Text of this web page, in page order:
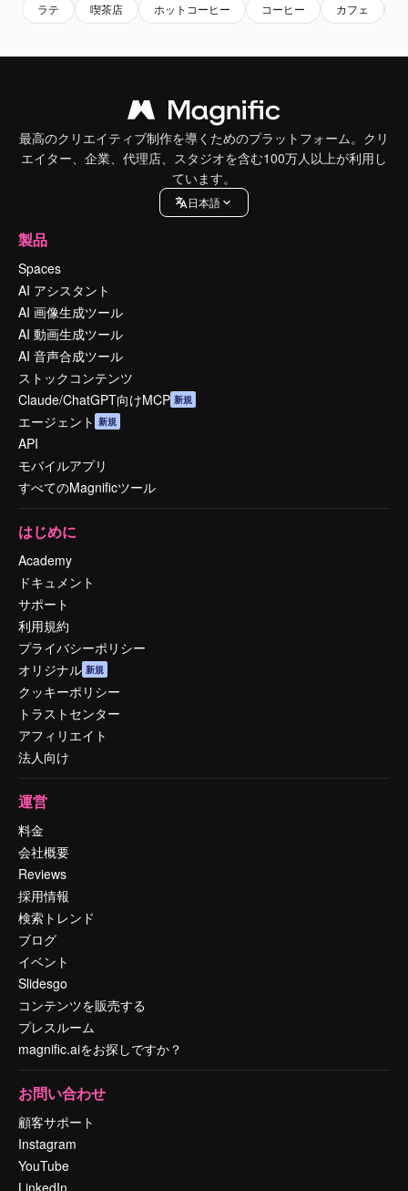
ラテ 喫茶店 ホットコーヒー コーヒー カフェ
最高のクリエイティブ制作を導くためのプラットフォーム。クリ
エイター、企業、代理店、スタジオを含む100万人以上が利用し
ています。
日本語
製品
Spaces
AI アシスタント
AI 画像生成ツール
AI 動画生成ツール
AI 音声合成ツール
ストックコンテンツ
Claude/ChatGPT向けMCP 新規
エージェント 新規
API
モバイルアプリ
すべてのMagnificツール
はじめに
Academy
ドキュメント
サポート
利用規約
プライバシーポリシー
オリジナル 新規
クッキーポリシー
トラストセンター
アフィリエイト
法人向け
運営
料金
会社概要
Reviews
採用情報
検索トレンド
ブログ
イベント
Slidesgo
コンテンツを販売する
プレスルーム
magnific.aiをお探しですか？
お問い合わせ
顧客サポート
Instagram
YouTube
LinkedIn